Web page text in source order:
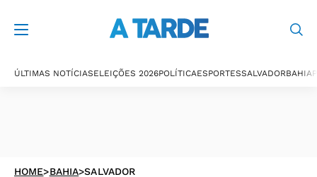
ÚLTIMAS NOTÍCIASELEIÇÕES 2026POLÍTICAESPORTESSALVADORBAHIA
HOME>BAHIA>SALVADOR